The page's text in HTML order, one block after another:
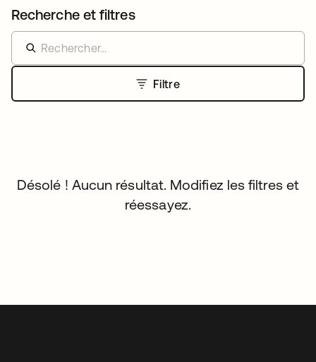
Recherche et filtres
Filtre
Désolé ! Aucun résultat. Modifiez les filtres et
réessayez.